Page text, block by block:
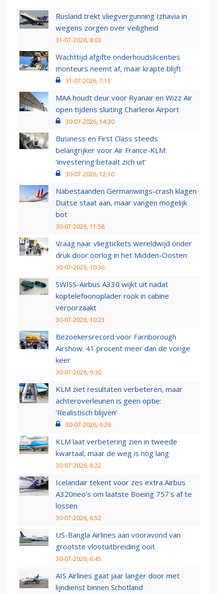
Rusland trekt vliegvergunning Izhavia in
wegens zorgen over veiligheid
31-07-2026, 8:03
Wachttijd afgifte onderhoudslicenties
monteurs neemt af, maar krapte blijft
31-07-2026, 7:15
MAA houdt deur voor Ryanair en Wizz Air
open tijdens sluiting Charleroi Airport
30-07-2026, 14:30
Business en First Class steeds
belangrijker voor Air France-KLM:
‘investering betaalt zich uit’
30-07-2026, 12:10
Nabestaanden Germanwings-crash klagen
Duitse staat aan, maar vangen mogelijk
bot
30-07-2026, 11:58
Vraag naar vliegtickets wereldwijd onder
druk door oorlog in het Midden-Oosten
30-07-2026, 10:36
SWISS-Airbus A330 wijkt uit nadat
koptelefoonoplader rook in cabine
veroorzaakt
30-07-2026, 10:23
Bezoekersrecord voor Farnborough
Airshow: 41 procent meer dan de vorige
keer
30-07-2026, 9:30
KLM ziet resultaten verbeteren, maar
achteroverleunen is geen optie:
‘Realistisch blijven’
30-07-2026, 9:29
KLM laat verbetering zien in tweede
kwartaal, maar de weg is nog lang
30-07-2026, 8:22
Icelandair tekent voor zes extra Airbus
A320neo's om laatste Boeing 757's af te
lossen
30-07-2026, 6:52
US-Bangla Airlines aan vooravond van
grootste vlootuitbreiding ooit
30-07-2026, 6:45
AIS Airlines gaat jaar langer door met
lijndienst binnen Schotland